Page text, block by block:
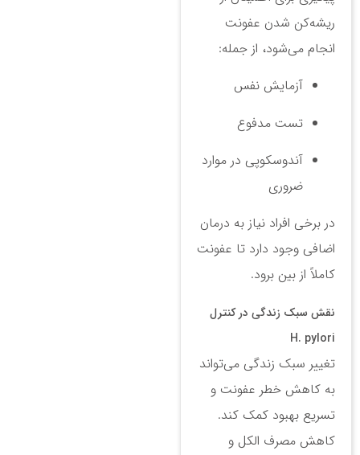
ریشه‌کن شدن عفونت
انجام می‌شود، از جمله:
آزمایش نفس
تست مدفوع
آندوسکوپی در موارد
ضروری
در برخی افراد نیاز به درمان
اضافی وجود دارد تا عفونت
کاملاً از بین برود.
نقش سبک زندگی در کنترل
H. pylori
تغییر سبک زندگی می‌تواند
به کاهش خطر عفونت و
تسریع بهبود کمک کند.
کاهش مصرف الکل و